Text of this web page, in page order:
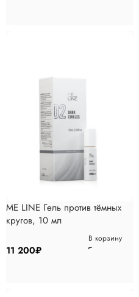
ME LINE Гель против тёмных
кругов, 10 мл
11 200₽
В корзину